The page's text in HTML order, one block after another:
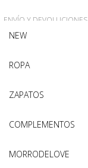
ENVÍO Y DEVOLUCIONES
NEW
ROPA
ZAPATOS
COMPLEMENTOS
MORRODELOVE